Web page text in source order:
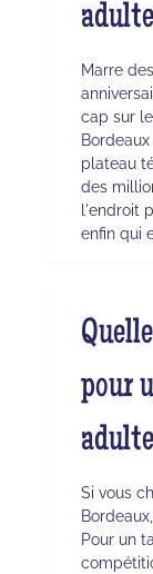
Marre
cap sur
plateau
des
l'endroit
enfin qui
pour
Si vous
Pour un